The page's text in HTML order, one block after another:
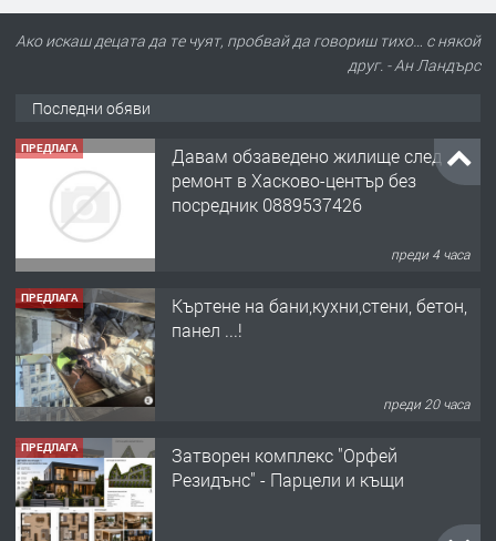
Ако искаш децата да те чуят, пробвай да говориш тихо… с някой
друг. - Ан Ландърс
Последни обяви
ПРЕДЛАГА
Давам обзаведено жилище след
ремонт в Хасково-център без
посредник 0889537426
преди 4 часа
ПРЕДЛАГА
Къртене на бани,кухни,стени, бетон,
панел ...!
преди 20 часа
ПРЕДЛАГА
Затворен комплекс "Орфей
Резидънс" - Парцели и къщи